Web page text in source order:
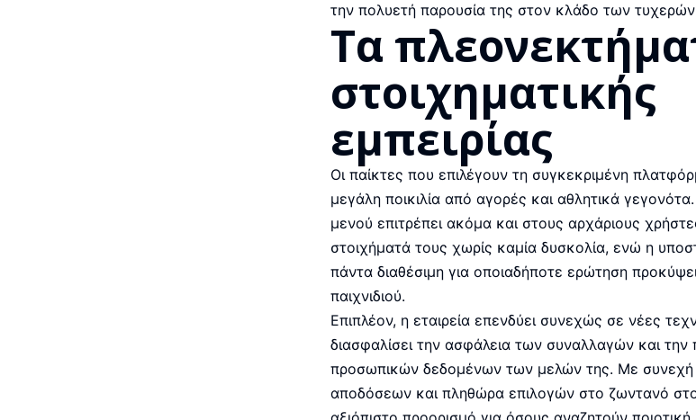
την πολυετή παρουσία της στον κλάδο των τυχερών
Τα
στοιχηματικής
εμπειρίας
Οι παίκτες που επιλέγουν τη συγκεκριμένη
μεγάλη ποικιλία από αγορές και αθλητικά
μενού επιτρέπει ακόμα και στους αρχάριους
στοιχήματά τους χωρίς καμία δυσκολία, ενώ η
πάντα διαθέσιμη για οποιαδήποτε ερώτηση
παιχνιδιού.
Επιπλέον, η εταιρεία επενδύει συνεχώς σε νέες
διασφαλίσει την ασφάλεια των συναλλαγών και την
προσωπικών δεδομένων των μελών της. Με
αποδόσεων και πληθώρα επιλογών στο ζωντανό